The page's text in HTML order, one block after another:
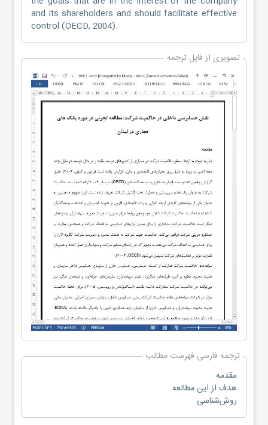
and its shareholders and should facilitate effective
control (OECD, 2004).
تصویری از فایل ترجمه
ترجمه فارسی فهرست مطالب
مقدمه
هدف از این مطالعه
روش‌شناسی